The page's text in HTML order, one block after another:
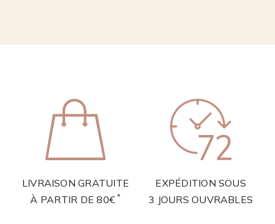
LIVRAISON GRATUITE
À PARTIR DE 80€ *
EXPÉDITION SOUS
3 JOURS OUVRABLES